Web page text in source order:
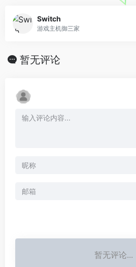
Switch
游戏主机御三家
暂无评论
暂无评论...